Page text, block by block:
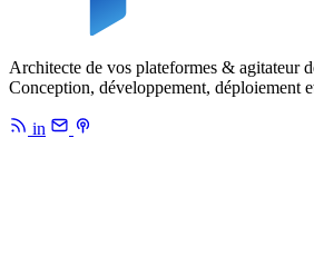
Architecte de vos plateformes & agitateur
Conception, développement, déploiement
in